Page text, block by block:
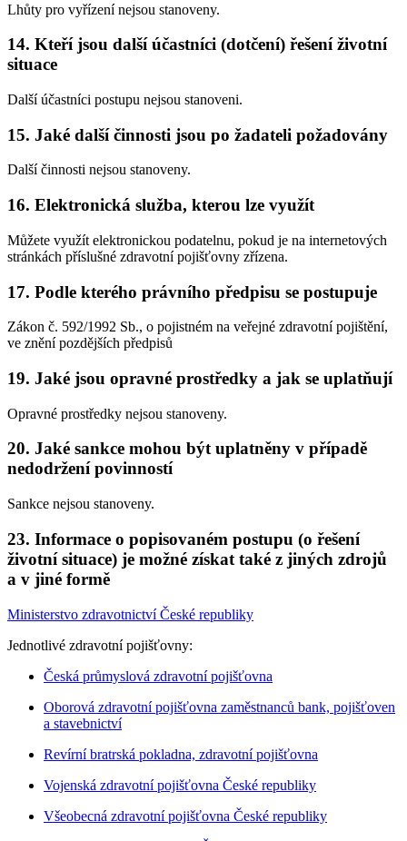
Lhůty pro vyřízení nejsou stanoveny.
14. Kteří jsou další účastníci (dotčení) řešení životní
situace
Další účastníci postupu nejsou stanoveni.
15. Jaké další činnosti jsou po žadateli požadovány
Další činnosti nejsou stanoveny.
16. Elektronická služba, kterou lze využít
Můžete využít elektronickou podatelnu, pokud je na internetových
stránkách příslušné zdravotní pojišťovny zřízena.
17. Podle kterého právního předpisu se postupuje
Zákon č. 592/1992 Sb., o pojistném na veřejné zdravotní pojištění,
ve znění pozdějších předpisů
19. Jaké jsou opravné prostředky a jak se uplatňují
Opravné prostředky nejsou stanoveny.
20. Jaké sankce mohou být uplatněny v případě
nedodržení povinností
Sankce nejsou stanoveny.
23. Informace o popisovaném postupu (o řešení
životní situace) je možné získat také z jiných zdrojů
a v jiné formě
Ministerstvo zdravotnictví České republiky
Jednotlivé zdravotní pojišťovny:
Česká průmyslová zdravotní pojišťovna
Oborová zdravotní pojišťovna zaměstnanců bank, pojišťoven
a stavebnictví
Revírní bratrská pokladna, zdravotní pojišťovna
Vojenská zdravotní pojišťovna České republiky
Všeobecná zdravotní pojišťovna České republiky